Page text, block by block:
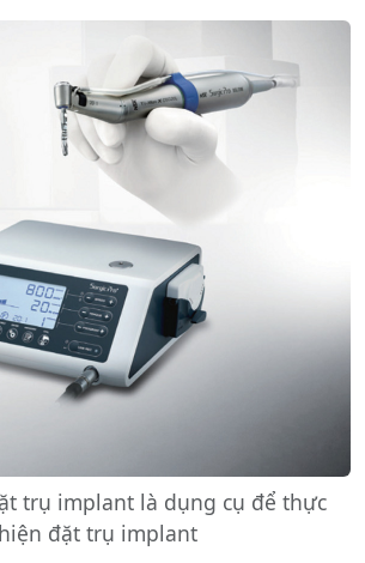
trụ implant là dụng cụ để thực
hiện đặt trụ implant